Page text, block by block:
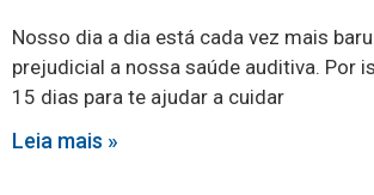
Nosso dia a dia está cada vez mais
prejudicial a nossa saúde auditiva. Por
15 dias para te ajudar a cuidar
Leia mais »